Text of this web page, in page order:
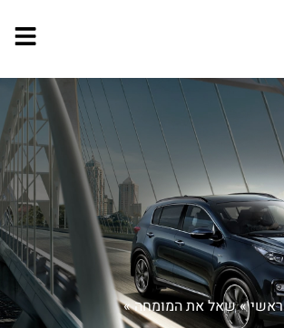
ראשי»שאל את המומחה»